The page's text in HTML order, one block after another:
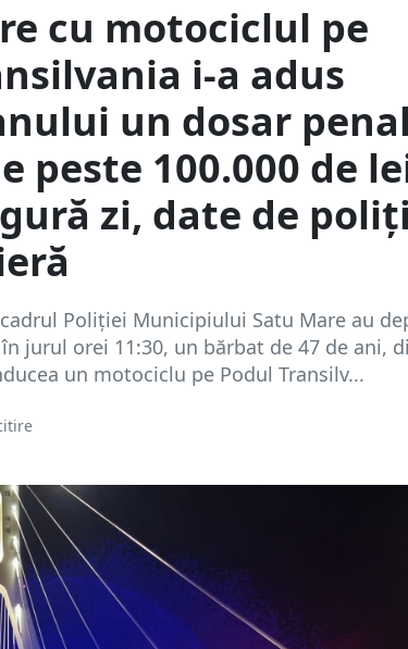
cu motociclul pe
i-a adus
un dosar
peste 100.000 de
zi, date de
Poliției Municipiului Satu Mare au
jurul orei 11:30, un bărbat de 47 de ani,
un motociclu pe Podul Transilv...